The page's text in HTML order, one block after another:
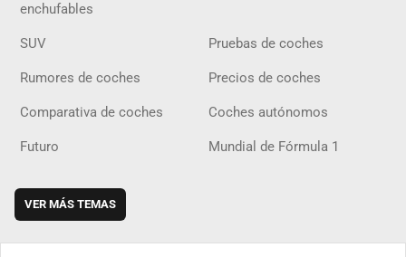
enchufables
SUV Pruebas de coches
Rumores de coches Precios de coches
Comparativa de coches Coches autónomos
Futuro Mundial de Fórmula 1
VER MÁS TEMAS